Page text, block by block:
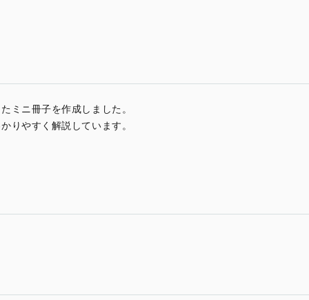
ミニ冊子を作成しました。
りやすく解説しています。